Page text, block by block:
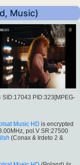
Music)
PID:323[MPEG-
Music HD is encrypted
pol.V SR:27500
(Conax & Irdeto 2 &